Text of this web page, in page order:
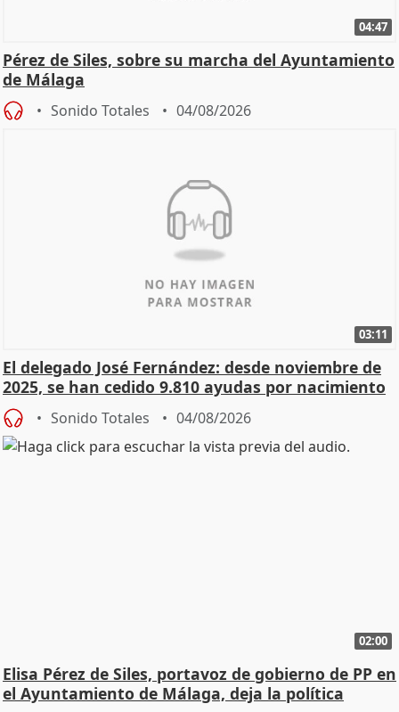
04:47
Pérez de Siles, sobre su marcha del Ayuntamiento
de Málaga
Sonido Totales 04/08/2026
03:11
El delegado José Fernández: desde noviembre de
2025, se han cedido 9.810 ayudas por nacimiento
Sonido Totales 04/08/2026
02:00
Elisa Pérez de Siles, portavoz de gobierno de PP en
el Ayuntamiento de Málaga, deja la política